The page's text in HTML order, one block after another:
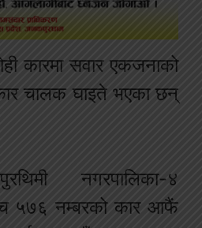
कारमा सवार एकजनाको
चालक घाइते भएका छन्
नगरपालिका-४
च ५७६ नम्बरको कार आफैं